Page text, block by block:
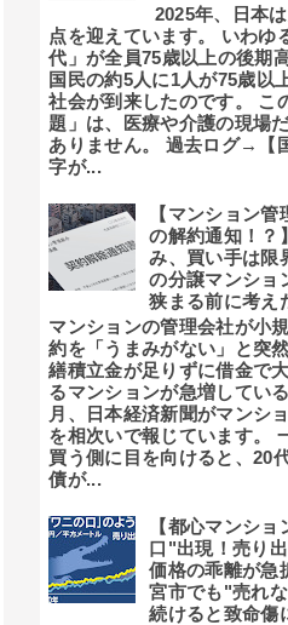
2025年、日本
点を迎えています。 いわゆ
代」が全員75歳以上の後期
国民の約5人に1人が75歳以
社会が到来したのです。 こ
題」は、医療や介護の現場
ありません。 過去ログ→【
字が...
【マンション
の解約通知！？
み、買い手は限
の分譲マンショ
狭まる前に考え
マンションの管理会社が小
約を「うまみがない」と突
繕積立金が足りずに借金で
るマンションが急増してい
月、日本経済新聞がマンシ
を相次いで報じています。
買う側に目を向けると、20
債が...
【都心マンシ
口"出現！売り
価格の乖離が急
宮市でも"売れ
続けると致命傷